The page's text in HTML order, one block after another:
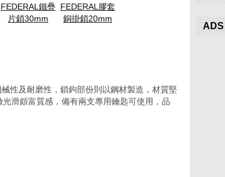
FEDERAL鐵疊
片鎖30mm
FEDERAL膠套
銅掛鎖20mm
性及耐磨性，鎖鉤部份則以鋼材製造，材質堅
滑頗富質感，備有兩支專用鑰匙可使用，品
ADS